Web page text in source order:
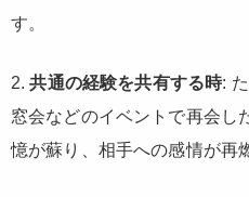
す。
2.共通の経験を共有する時:
窓会などのイベントで再会し
憶が蘇り、相手への感情が再